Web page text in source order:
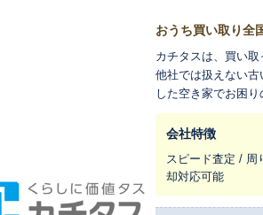
おうち買い取り全
カチタスは、買い
他社では扱えない
した空き家でお困
まれ変わらせ、長
会社特徴
スピード査定 / 周
却対応可能